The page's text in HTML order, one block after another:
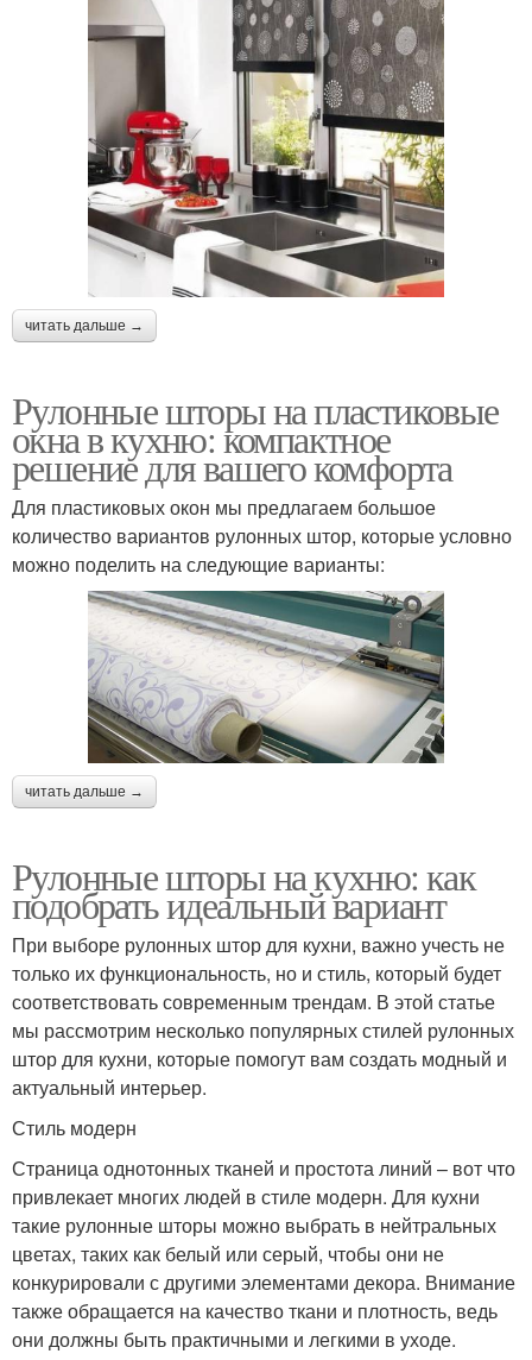
читать дальше →
Рулонные шторы на пластиковые
окна в кухню: компактное
решение для вашего комфорта
Для пластиковых окон мы предлагаем большое
количество вариантов рулонных штор, которые условно
можно поделить на следующие варианты:
читать дальше →
Рулонные шторы на кухню: как
подобрать идеальный вариант
При выборе рулонных штор для кухни, важно учесть не
только их функциональность, но и стиль, который будет
соответствовать современным трендам. В этой статье
мы рассмотрим несколько популярных стилей рулонных
штор для кухни, которые помогут вам создать модный и
актуальный интерьер.
Стиль модерн
Страница однотонных тканей и простота линий – вот что
привлекает многих людей в стиле модерн. Для кухни
такие рулонные шторы можно выбрать в нейтральных
цветах, таких как белый или серый, чтобы они не
конкурировали с другими элементами декора. Внимание
также обращается на качество ткани и плотность, ведь
они должны быть практичными и легкими в уходе.